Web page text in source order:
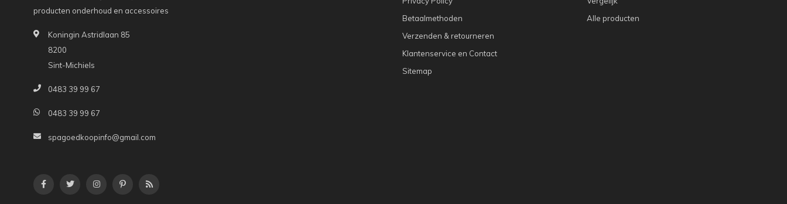
producten onderhoud en accessoires
Koningin Astridlaan 85
8200
Sint-Michiels
0483 39 99 67
0483 39 99 67
spagoedkoopinfo@gmail.com
Betaalmethoden
Verzenden & retourneren
Klantenservice en Contact
Sitemap
Alle producten